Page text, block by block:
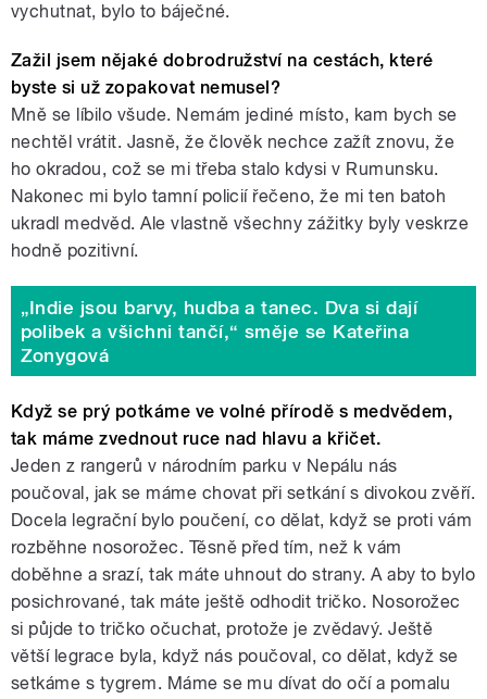
vychutnat, bylo to báječné.
Zažil jsem nějaké dobrodružství na cestách, které
byste si už zopakovat nemusel?
Mně se líbilo všude. Nemám jediné místo, kam bych se
nechtěl vrátit. Jasně, že člověk nechce zažít znovu, že
ho okradou, což se mi třeba stalo kdysi v Rumunsku.
Nakonec mi bylo tamní policií řečeno, že mi ten batoh
ukradl medvěd. Ale vlastně všechny zážitky byly veskrze
hodně pozitivní.
„Indie jsou barvy, hudba a tanec. Dva si dají
polibek a všichni tančí,“ směje se Kateřina
Zonygová
Když se prý potkáme ve volné přírodě s medvědem,
tak máme zvednout ruce nad hlavu a křičet.
Jeden z rangerů v národním parku v Nepálu nás
poučoval, jak se máme chovat při setkání s divokou zvěří.
Docela legrační bylo poučení, co dělat, když se proti vám
rozběhne nosorožec. Těsně před tím, než k vám
doběhne a srazí, tak máte uhnout do strany. A aby to bylo
posichrované, tak máte ještě odhodit tričko. Nosorožec
si půjde to tričko očuchat, protože je zvědavý. Ještě
větší legrace byla, když nás poučoval, co dělat, když se
setkáme s tygrem. Máme se mu dívat do očí a pomalu